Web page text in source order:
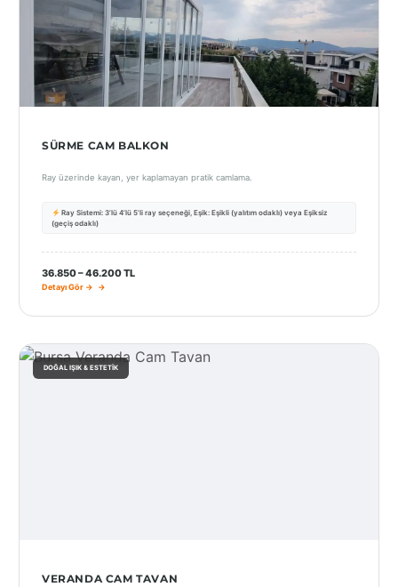
SÜRME CAM BALKON
Ray üzerinde kayan, yer kaplamayan pratik camlama.
Ray Sistemi: 3’lü 4’lü 5’li ray seçeneği, Eşik: Eşikli (yalıtım odaklı) veya Eşiksiz
(geçiş odaklı)
36.850 – 46.200 TL
Detayı Gör →
DOĞAL IŞIK & ESTETIK
VERANDA CAM TAVAN